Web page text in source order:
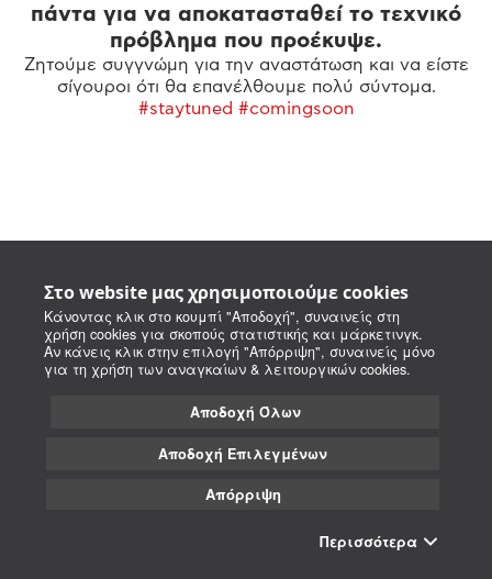
Στο website μας χρησιμοποιούμε cookies
Κάνοντας κλικ στο κουμπί "Αποδοχή", συναινείς στη
χρήση cookies για σκοπούς στατιστικής και μάρκετινγκ.
Αν κάνεις κλικ στην επιλογή "Απόρριψη", συναινείς μόνο
για τη χρήση των αναγκαίων & λειτουργικών cookies.
Αποδοχή Όλων
Αποδοχή Επιλεγμένων
Απόρριψη
Περισσότερα
πάντα για να αποκατασταθεί το τεχνικό
πρόβλημα που προέκυψε.
Ζητούμε συγγνώμη για την αναστάτωση και να είστε
σίγουροι ότι θα επανέλθουμε πολύ σύντομα.
#staytuned #comingsoon